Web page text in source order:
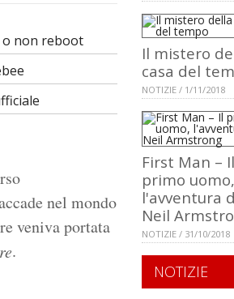
o non reboot
nel mondo
veniva portata
.
Il mistero
casa del
NOTIZIE / 1/11/2018
First Man – Il
primo uomo,
l'avventura
Neil
NOTIZIE / 31/10/2018
NOTIZIE